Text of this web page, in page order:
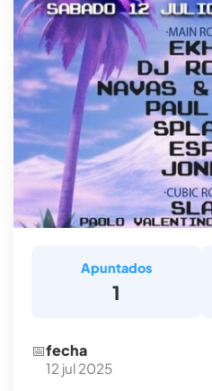
Apuntados
1
📅fecha
12 jul 2025